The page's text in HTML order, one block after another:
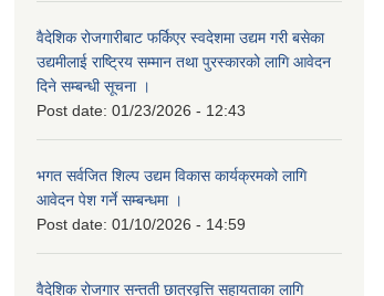
वैदेशिक रोजगारीबाट फर्किएर स्वदेशमा उद्यम गरी बसेका
उद्यमीलाई राष्ट्रिय सम्मान तथा पुरस्कारको लागि आवेदन
दिने सम्बन्धी सूचना ।
Post date: 01/23/2026 - 12:43
भगत सर्वजित शिल्प उद्यम विकास कार्यक्रमको लागि
आवेदन पेश गर्ने सम्बन्धमा ।
Post date: 01/10/2026 - 14:59
वैदेशिक रोजगार सन्तती छात्रवृत्ति सहायताका लागि